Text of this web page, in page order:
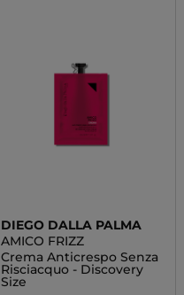
DIEGO DALLA PALMA
AMICO FRIZZ
Crema Anticrespo Senza
Risciacquo - Discovery
Size